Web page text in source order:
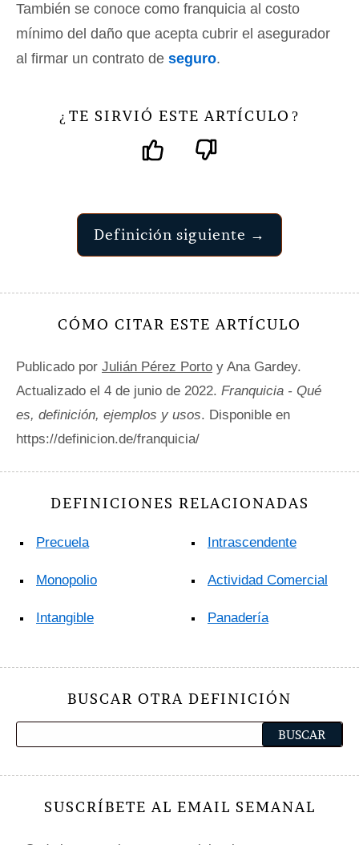
También se conoce como franquicia al costo
mínimo del daño que acepta cubrir el asegurador
al firmar un contrato de seguro.
¿ TE SIRVIÓ ESTE ARTÍCULO ?
Definición siguiente →
CÓMO CITAR ESTE ARTÍCULO
Publicado por Julián Pérez Porto y Ana Gardey.
Actualizado el 4 de junio de 2022. Franquicia - Qué
es, definición, ejemplos y usos. Disponible en
https://definicion.de/franquicia/
DEFINICIONES RELACIONADAS
Precuela
Monopolio
Intangible
Intrascendente
Actividad Comercial
Panadería
BUSCAR OTRA DEFINICIÓN
SUSCRÍBETE AL EMAIL SEMANAL